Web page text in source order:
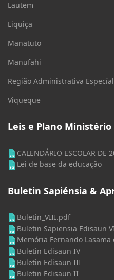
Lautem
Liquiça
Manatuto
Manufahi
Região Administrativa
Viqueque
Leis e Plano Ministério
CALENDÁRIO ESCOLAR DE
Lei de base da educação
Buletin Sapiénsia &
Buletin_VIII.pdf
Buletin Sapiensia Edisaun
Memória Fernando Lasama
Buletin Edisaun IV
Buletin Edisaun III
Buletin Edisaun II